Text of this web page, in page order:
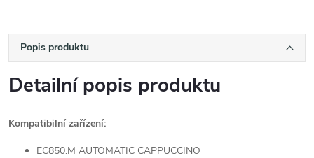
Popis produktu
Detailní popis produktu
Kompatibilní zařízení:
EC850.M AUTOMATIC CAPPUCCINO